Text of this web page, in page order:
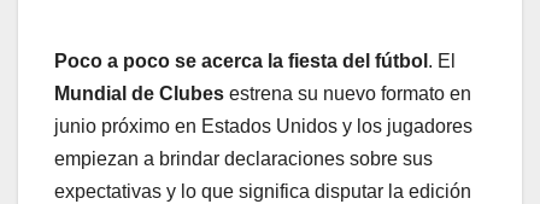
Poco a poco se acerca la fiesta del fútbol . El
Mundial de Clubes estrena su nuevo formato en
junio próximo en Estados Unidos y los jugadores
empiezan a brindar declaraciones sobre sus
expectativas y lo que significa disputar la edición